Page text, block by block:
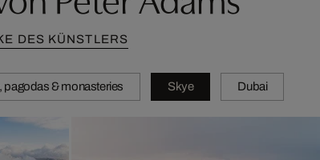
DES KÜNSTLERS
pagodas & monasteries Skye Dubai